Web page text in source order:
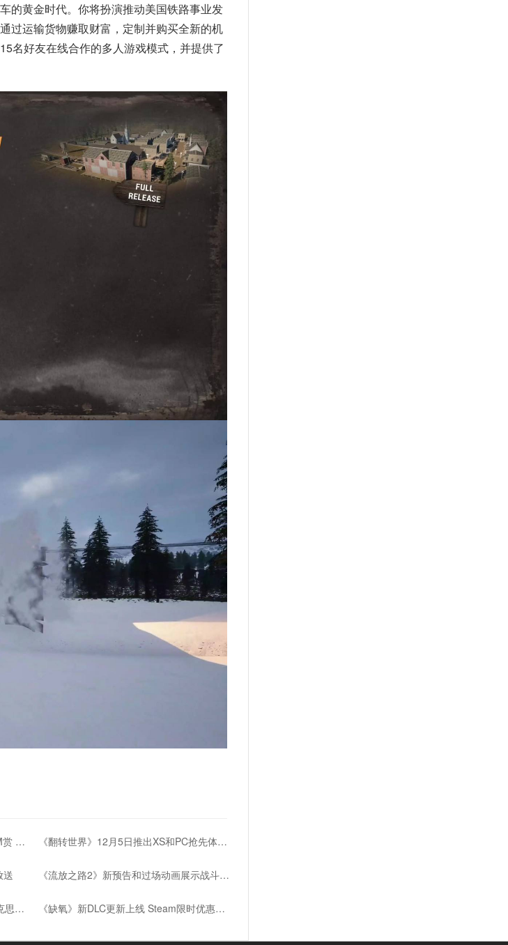
的黄金时代。你将扮演推动美国铁路事业发
过运输货物赚取财富，定制并购买全新的机
名好友在线合作的多人游戏模式，并提供了
《塞尔达传说：智慧的再现》两支CM赏 海拉鲁的传承 《翻转世界》12月5日推出XS和PC抢先体验版
送 《流放之路2》新预告和过场动画展示战斗场景
Remedy筹建动作游戏团队开发《马克思佩恩》重制版 《缺氧》新DLC更新上线 Steam限时优惠试玩